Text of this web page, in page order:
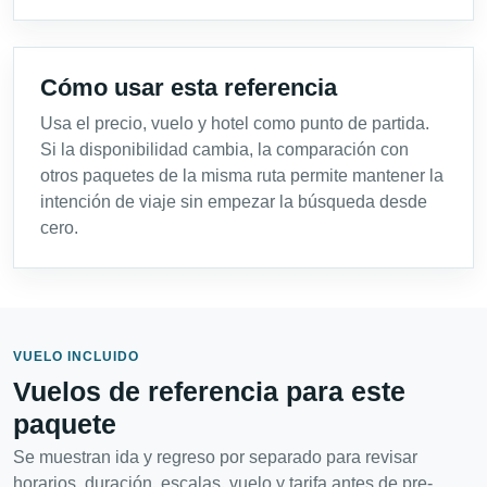
Cómo usar esta referencia
Usa el precio, vuelo y hotel como punto de partida.
Si la disponibilidad cambia, la comparación con
otros paquetes de la misma ruta permite mantener la
intención de viaje sin empezar la búsqueda desde
cero.
VUELO INCLUIDO
Vuelos de referencia para este
paquete
Se muestran ida y regreso por separado para revisar
horarios, duración, escalas, vuelo y tarifa antes de pre-